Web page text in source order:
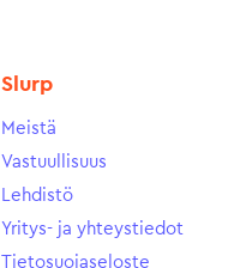
Slurp
Meistä
Vastuullisuus
Lehdistö
Yritys- ja yhteystiedot
Tietosuojaseloste